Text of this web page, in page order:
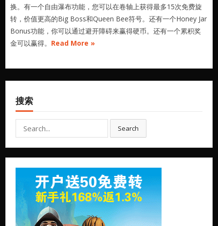
换。有一个自由瀑布功能，您可以在卷轴上获得最多15次免费旋
转，价值更高的Big Boss和Queen Bee符号。还有一个Honey Jar
Bonus功能，你可以通过避开障碍来赢得硬币。还有一个累积奖
金可以赢得。 Read More »
搜索
Search